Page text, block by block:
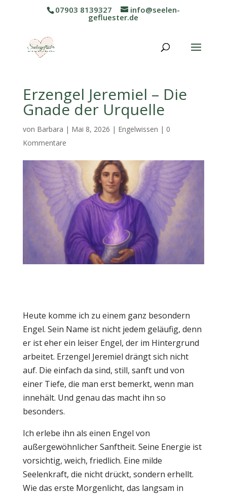
07903 8139327 info@seelen-
gefluester.de
Erzengel Jeremiel – Die
Gnade der Urquelle
von Barbara | Mai 8, 2026 | Engelwissen | 0
Kommentare
Heute komme ich zu einem ganz besondern
Engel. Sein Name ist nicht jedem geläufig, denn
er ist eher ein leiser Engel, der im Hintergrund
arbeitet. Erzengel Jeremiel drängt sich nicht
auf. Die einfach da sind, still, sanft und von
einer Tiefe, die man erst bemerkt, wenn man
innehält. Und genau das macht ihn so
besonders.
Ich erlebe ihn als einen Engel von
außergewöhnlicher Sanftheit. Seine Energie ist
vorsichtig, weich, friedlich. Eine milde
Seelenkraft, die nicht drückt, sondern erhellt.
Wie das erste Morgenlicht, das langsam in